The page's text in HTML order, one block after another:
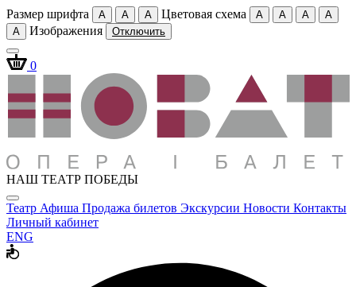
Размер шрифта A A A Цветовая схема A A A
A
A
Изображения Отключить
0
НАШ ТЕАТР ПОБЕДЫ
Театр Афиша Продажа билетов Экскурсии Новости Контакты
Личный кабинет
ENG